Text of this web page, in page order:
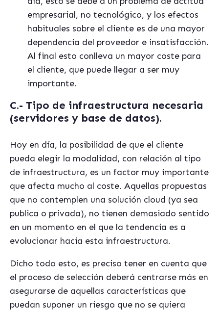
empresarial, no tecnológico, y los efectos
habituales sobre el cliente es de una mayor
dependencia del proveedor e insatisfacción.
Al final esto conlleva un mayor coste para
el cliente, que puede llegar a ser muy
importante.
C.- Tipo de infraestructura necesaria
(servidores y base de datos).
Hoy en día, la posibilidad de que el cliente
pueda elegir la modalidad, con relación al tipo
de infraestructura, es un factor muy importante
que afecta mucho al coste. Aquellas propuestas
que no contemplen una solución cloud (ya sea
publica o privada), no tienen demasiado sentido
en un momento en el que la tendencia es a
evolucionar hacia esta infraestructura.
Dicho todo esto, es preciso tener en cuenta que
el proceso de selección deberá centrarse más en
asegurarse de aquellas características que
puedan suponer un riesgo que no se quiera